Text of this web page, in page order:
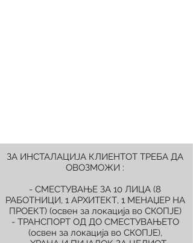
ЗА ИНСТАЛАЦИЈА КЛИЕНТОТ ТРЕБА ДА
ОВОЗМОЖИ :
- СМЕСТУВАЊЕ ЗА 10 ЛИЦА (8
РАБОТНИЦИ, 1 АРХИТЕКТ, 1 МЕНАЏЕР НА
ПРОЕКТ) (освен за локација во СКОПЈЕ)
- ТРАНСПОРТ ОД ДО СМЕСТУВАЊЕТО
(освен за локација во СКОПЈЕ),